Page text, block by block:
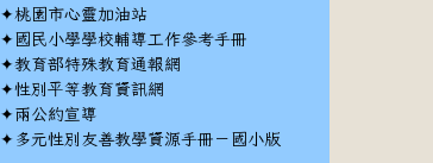
✦桃園市心靈加油站
✦ 國民小學學校輔導工作參考手冊
✦教育部特殊教育通報網
✦性別平等教育資訊網
✦兩公約宣導
✦ 多元性別友善教學資源手冊－國小版